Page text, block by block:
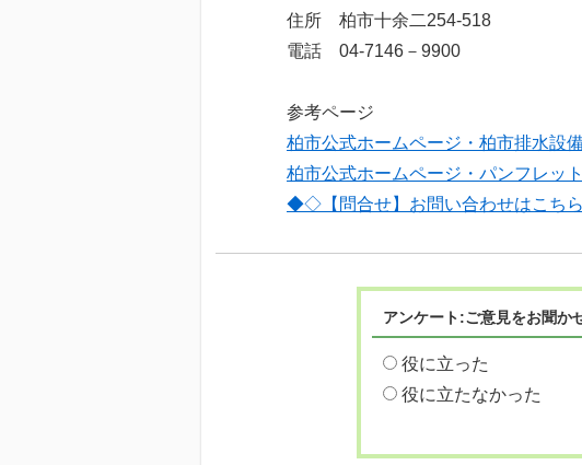
住所 柏市十余二254-518
電話 04-7146－9900
参考ページ
柏市公式ホームページ・柏市排水設
柏市公式ホームページ・パンフレッ
◆◇【問合せ】お問い合わせはこち
アンケート:ご意見をお聞か
役に立った
役に立たなかった